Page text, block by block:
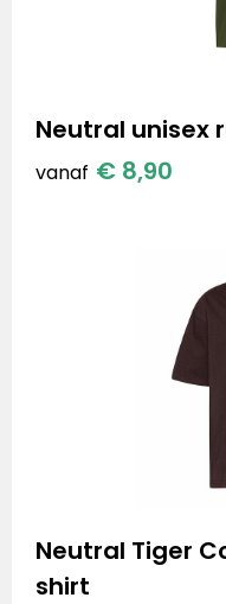
Neutral unisex
vanaf € 8,90
Neutral Tiger
shirt